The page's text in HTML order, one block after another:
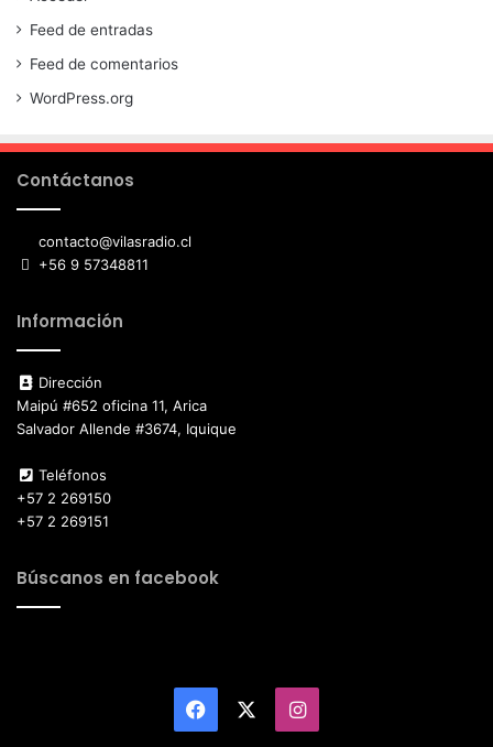
Feed de entradas
Feed de comentarios
WordPress.org
Contáctanos
contacto@vilasradio.cl
+56 9 57348811
Información
Dirección
Maipú #652 oficina 11, Arica
Salvador Allende #3674, Iquique
Teléfonos
+57 2 269150
+57 2 269151
Búscanos en facebook
Facebook Instagram